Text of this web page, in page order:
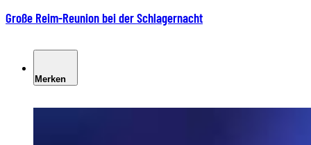
Große Reim-Reunion bei der Schlagernacht
Merken